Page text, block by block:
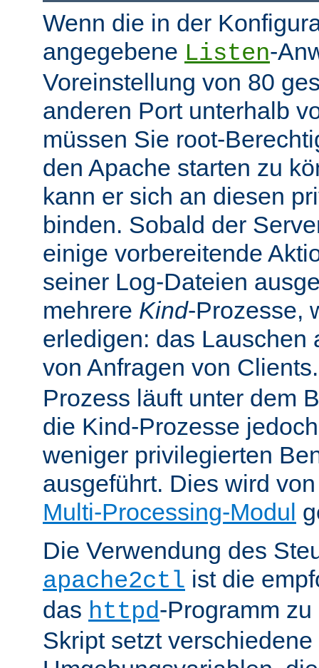
Wenn die in der
angegebene Listen-
Voreinstellung von 80
anderen Port unterhalb
müssen Sie root-
den Apache starten zu
kann er sich an diesen
binden. Sobald der
einige vorbereitende
seiner Log-Dateien
mehrere Kind-Prozesse,
erledigen: das Lauschen
von Anfragen von
Prozess läuft unter dem
die Kind-Prozesse
weniger privilegierten
ausgeführt. Dies wird
Multi-Processing-Modul
Die Verwendung des
apache2ctl ist die
das httpd-Programm
Skript setzt verschiedene